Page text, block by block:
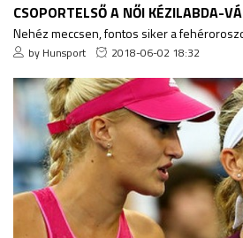
CSOPORTELSŐ A NŐI KÉZILABDA-
Nehéz meccsen, fontos siker a
by Hunsport 2018-06-02 18:32